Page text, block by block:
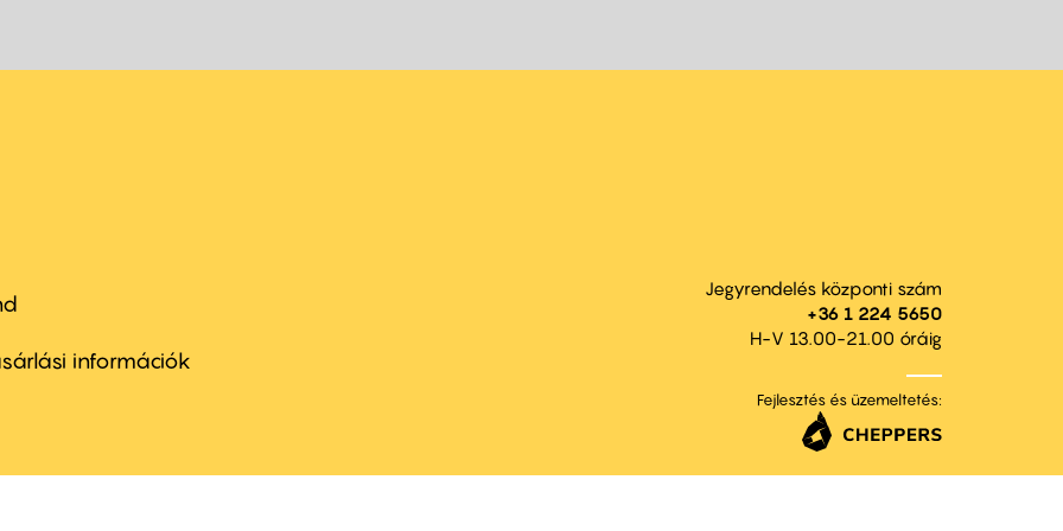
információk
Jegyrendelés központi szám
+36 1 224 5650
H-V 13.00-21.00 óráig
Fejlesztés és üzemeltetés: